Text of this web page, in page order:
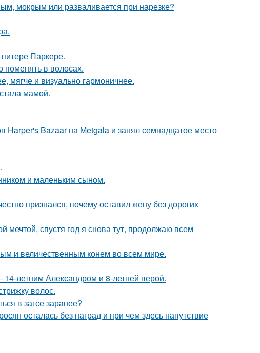
мокрым или разваливается при нарезке?
Паркере.
поменять в волосах.
мягче и визуально гармоничнее.
мамой.
Harper's Bazaar на Metgala и занял семнадцатое место
и маленьким сыном.
признался, почему оставил жену без дорогих
мечтой, спустя год я снова тут, продолжаю всем
и величественным конем во всем мире.
летним Александром и 8-летней верой.
волос.
в загсе заранее?
осталась без наград и при чем здесь напутствие